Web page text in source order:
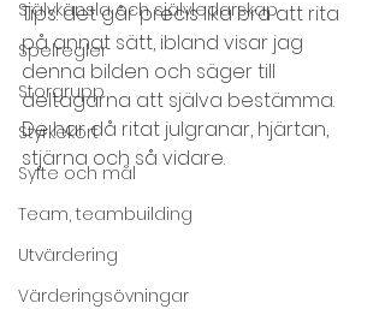
Självkänsla och självledarskap
Spelregler
Storgrupp
Styrkekort
Syfte och mål
Team, teambuilding
Utvärdering
Värderingsövningar
Tips: det går precis lika bra att rita
på annat sätt, ibland visar jag
denna bilden och säger till
deltagarna att själva bestämma.
De har då ritat julgranar, hjärtan,
stjärna och så vidare.